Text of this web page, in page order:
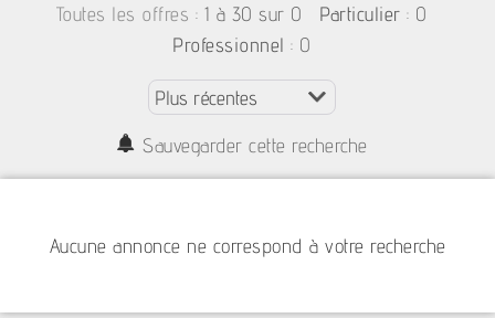
Toutes les offres : 1 à 30 sur 0 Particulier : 0
Professionnel : 0
Sauvegarder cette recherche
Aucune annonce ne correspond à votre recherche